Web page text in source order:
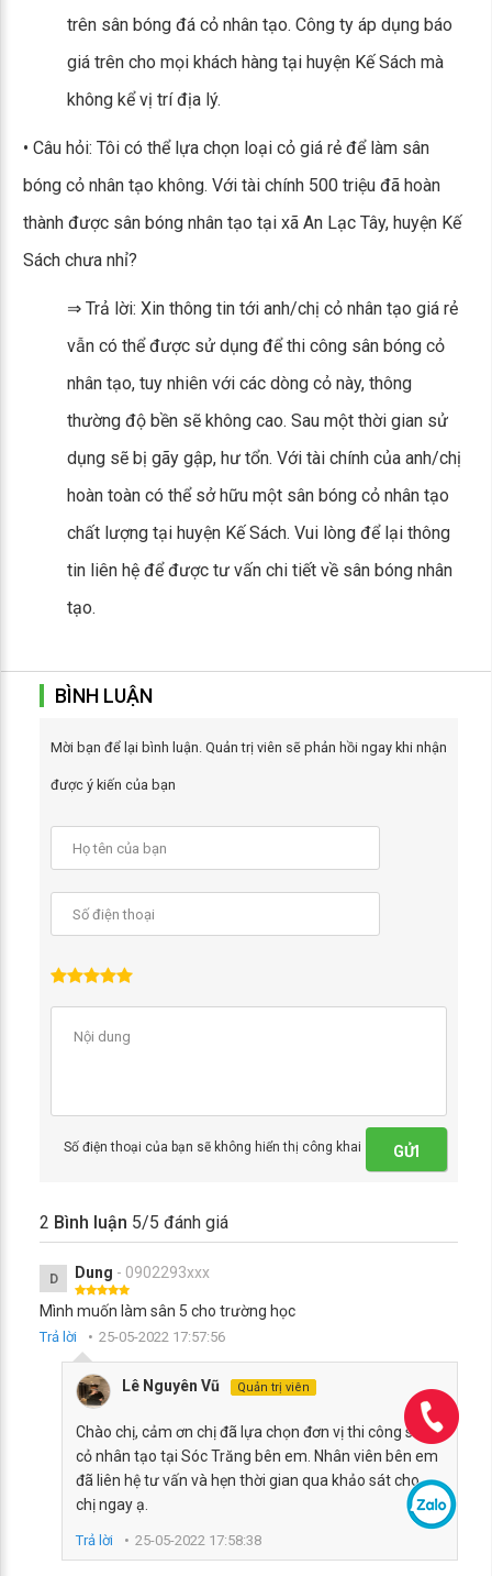
trên sân bóng đá cỏ nhân tạo. Công ty áp dụng báo
giá trên cho mọi khách hàng tại huyện Kế Sách mà
không kể vị trí địa lý.
• Câu hỏi: Tôi có thể lựa chọn loại cỏ giá rẻ để làm sân
bóng cỏ nhân tạo không. Với tài chính 500 triệu đã hoàn
thành được sân bóng nhân tạo tại xã An Lạc Tây, huyện Kế
Sách chưa nhỉ?
⇒ Trả lời: Xin thông tin tới anh/chị cỏ nhân tạo giá rẻ
vẫn có thể được sử dụng để thi công sân bóng cỏ
nhân tạo, tuy nhiên với các dòng cỏ này, thông
thường độ bền sẽ không cao. Sau một thời gian sử
dụng sẽ bị gãy gập, hư tổn. Với tài chính của anh/chị
hoàn toàn có thể sở hữu một sân bóng cỏ nhân tạo
chất lượng tại huyện Kế Sách. Vui lòng để lại thông
tin liên hệ để được tư vấn chi tiết về sân bóng nhân
tạo.
BÌNH LUẬN
Mời bạn để lại bình luận. Quản trị viên sẽ phản hồi ngay khi nhận
được ý kiến của bạn
Số điện thoại của bạn sẽ không hiển thị công khai GỬI
2 Bình luận 5/5 đánh giá
D Dung - 0902293xxx
Mình muốn làm sân 5 cho trường học
Trả lời 25-05-2022 17:57:56
Lê Nguyên Vũ Quản trị viên
Chào chị, cảm ơn chị đã lựa chọn đơn vị thi công sân
cỏ nhân tạo tại Sóc Trăng bên em. Nhân viên bên em
đã liên hệ tư vấn và hẹn thời gian qua khảo sát cho
chị ngay ạ.
Trả lời 25-05-2022 17:58:38